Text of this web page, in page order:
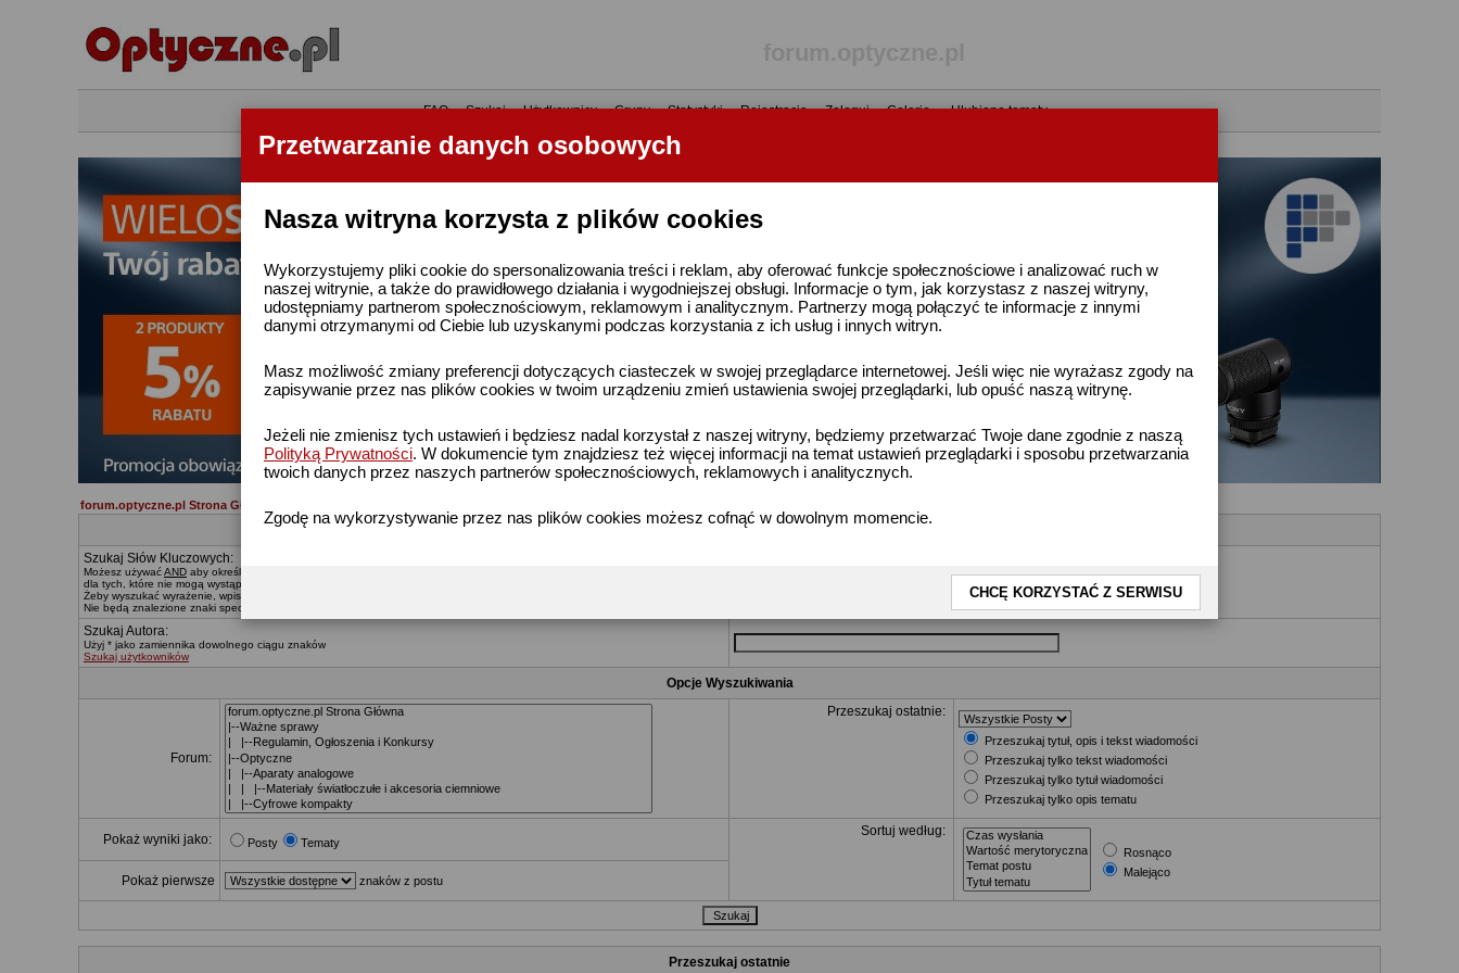
Przetwarzanie danych osobowych
Nasza witryna korzysta z plików cookies
Wykorzystujemy pliki cookie do spersonalizowania treści i reklam, aby oferować funkcje społecznościowe i analizować ruch w
naszej witrynie, a także do prawidłowego działania i wygodniejszej obsługi. Informacje o tym, jak korzystasz z naszej witryny,
udostępniamy partnerom społecznościowym, reklamowym i analitycznym. Partnerzy mogą połączyć te informacje z innymi
danymi otrzymanymi od Ciebie lub uzyskanymi podczas korzystania z ich usług i innych witryn.
Masz możliwość zmiany preferencji dotyczących ciasteczek w swojej przeglądarce internetowej. Jeśli więc nie wyrażasz zgody na
zapisywanie przez nas plików cookies w twoim urządzeniu zmień ustawienia swojej przeglądarki, lub opuść naszą witrynę.
Jeżeli nie zmienisz tych ustawień i będziesz nadal korzystał z naszej witryny, będziemy przetwarzać Twoje dane zgodnie z naszą
Polityką Prywatności. W dokumencie tym znajdziesz też więcej informacji na temat ustawień przeglądarki i sposobu przetwarzania
twoich danych przez naszych partnerów społecznościowych, reklamowych i analitycznych.
Zgodę na wykorzystywanie przez nas plików cookies możesz cofnąć w dowolnym momencie.
CHCĘ KORZYSTAĆ Z SERWISU
•FAQ•Szukaj•Użytkownicy•Grupy•Statystyki•Rejestracja•Zaloguj•Galerie• Ulubione tematy
forum.optyczne.pl Strona Główna
Poszukiwane Zapytanie
Szukaj Słów Kluczowych:
Możesz używaćAND aby określać, które słowa muszą znaleźć się w wynikach,
dla tych, które nie mogą wystąpić. Znak * zastępuje dowolny ciąg znaków.
Żeby wyszukać wyrażenie, wpisz je pomiędzy
Nie będą znalezione znaki specialne, za wyjątkiem:
Szukaj Autora:
Użyj * jako zamiennika dowolnego ciągu znaków
Szukaj użytkowników
Opcje Wyszukiwania
Forum:
Przeszukaj ostatnie:
Przeszukaj tytuł, opis i tekst wiadomości
Przeszukaj tylko tekst wiadomości
Przeszukaj tylko tytuł wiadomości
Przeszukaj tylko opis tematu
Pokaż wyniki jako: Posty Tematy
Sortuj według:
Rosnąco
Malejąco
Pokaż pierwsze znaków z postu
Przeszukaj ostatnie